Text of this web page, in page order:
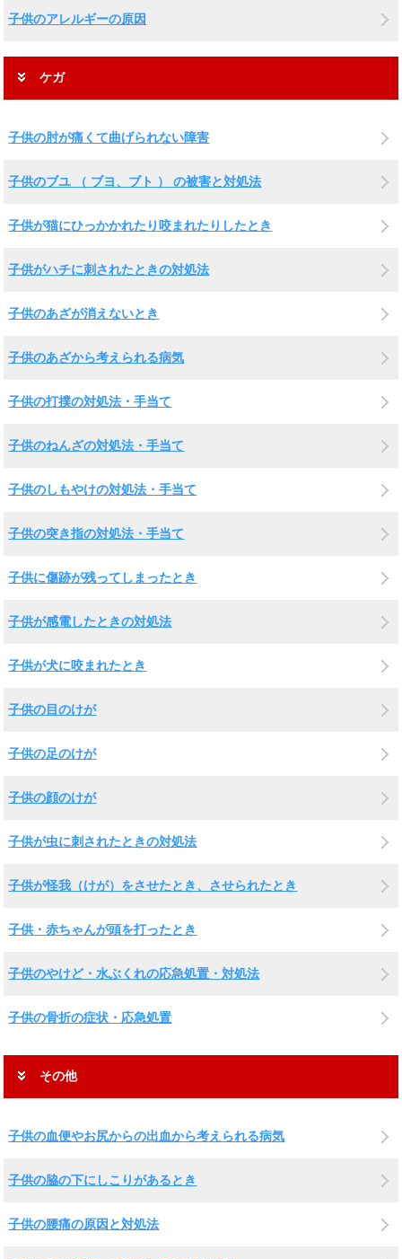
子供のアレルギーの原因
ケガ
子供の肘が痛くて曲げられない障害
子供のブユ （ ブヨ、ブト ） の被害と対処法
子供が猫にひっかかれたり咬まれたりしたとき
子供がハチに刺されたときの対処法
子供のあざが消えないとき
子供のあざから考えられる病気
子供の打撲の対処法・手当て
子供のねんざの対処法・手当て
子供のしもやけの対処法・手当て
子供の突き指の対処法・手当て
子供に傷跡が残ってしまったとき
子供が感電したときの対処法
子供が犬に咬まれたとき
子供の目のけが
子供の足のけが
子供の顔のけが
子供が虫に刺されたときの対処法
子供が怪我（けが）をさせたとき、させられたとき
子供・赤ちゃんが頭を打ったとき
子供のやけど・水ぶくれの応急処置・対処法
子供の骨折の症状・応急処置
その他
子供の血便やお尻からの出血から考えられる病気
子供の脇の下にしこりがあるとき
子供の腰痛の原因と対処法